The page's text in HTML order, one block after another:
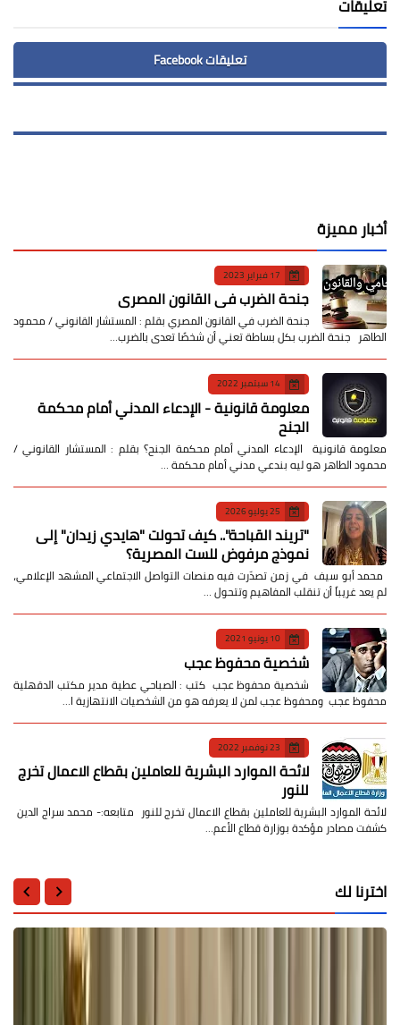
تعليقات
تعليقات Facebook
أخبار مميزة
17 فبراير 2023
جنحة الضرب في القانون المصري
جنحة الضرب في القانون المصري بقلم : المستشار القانوني / محمود
الطاهر جنحة الضرب بكل بساطة تعني أن شخصًا تعدى بالضرب…
14 سبتمبر 2022
معلومة قانونية - الإدعاء المدني أمام محكمة
الجنح
معلومة قانونية الإدعاء المدني أمام محكمة الجنح؟ بقلم : المستشار القانوني /
محمود الطاهر هو ليه بندعي مدني أمام محكمة …
25 يوليو 2026
​"تريند القباحة".. كيف تحولت "هايدي زيدان" إلى
نموذج مرفوض للست المصرية؟
​ محمد أبو سيف ​في زمن تصدّرت فيه منصات التواصل الاجتماعي المشهد الإعلامي،
لم يعد غريباً أن تنقلب المفاهيم وتتحول …
10 يونيو 2021
شخصية محفوظ عجب
شخصية محفوظ عجب كتب : الصباحي عطية مدير مكتب الدقهلية
محفوظ عجب ومحفوظ عجب لمن لا يعرفه هو من الشخصيات الانتهازية ا…
23 نوفمبر 2022
لائحة الموارد البشرية للعاملين بقطاع الاعمال تخرج
للنور
لائحة الموارد البشرية للعاملين بقطاع الاعمال تخرج للنور متابعه:- محمد سراج الدين
كشفت مصادر مؤكدة بوزارة قطاع الأعم…
اخترنا لك